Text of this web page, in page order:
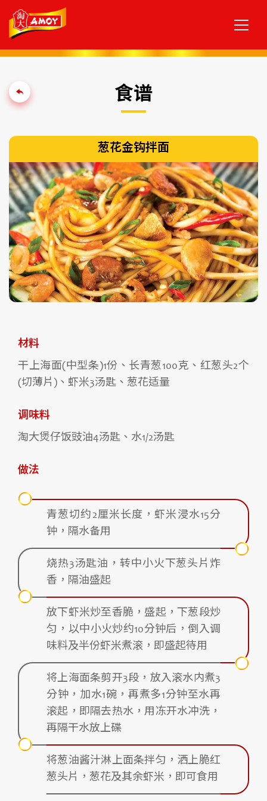
食谱
葱花金钩拌面
材料
干上海面(中型条)1份、长青葱100克、红葱头2个
(切薄片)、虾米3汤匙、葱花适量
调味料
淘大煲仔饭豉油4汤匙、水1/2汤匙
做法
青葱切约2厘米长度，虾米浸水15分
钟，隔水备用
烧热3汤匙油，转中小火下葱头片炸
香，隔油盛起
放下虾米炒至香脆，盛起，下葱段炒
匀，以中小火炒约10分钟后，倒入调
味料及半份虾米煮滚，即盛起待用
将上海面条剪开3段，放入滚水内煮3
分钟，加水1碗，再煮多1分钟至水再
滚起，即隔去热水，用冻开水冲洗，
再隔干水放上碟
将葱油酱汁淋上面条拌匀，洒上脆红
葱头片，葱花及其余虾米，即可食用